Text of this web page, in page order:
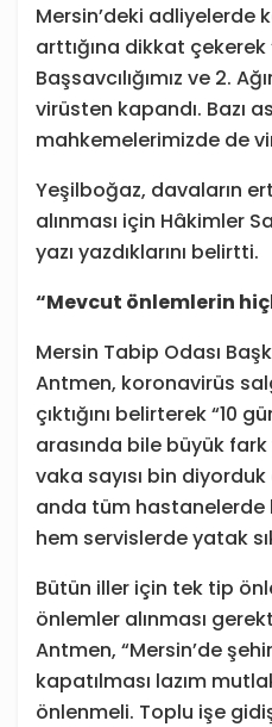
Mersin’deki adliyelerde
arttığına dikkat çekerek
Başsavcılığımız ve 2.
virüsten kapandı. Bazı
mahkemelerimizde de
Yeşilboğaz, davaların
alınması için Hâkimler
yazı yazdıklarını belirtti.
“Mevcut önlemlerin
Mersin Tabip Odası
Antmen, koronavirüs
çıktığını belirterek “10
arasında bile büyük
vaka sayısı bin diyorduk
anda tüm hastanelerde
hem servislerde yatak
Bütün iller için tek tip
önlemler alınması
Antmen, “Mersin’de
kapatılması lazım
önlenmeli. Toplu işe